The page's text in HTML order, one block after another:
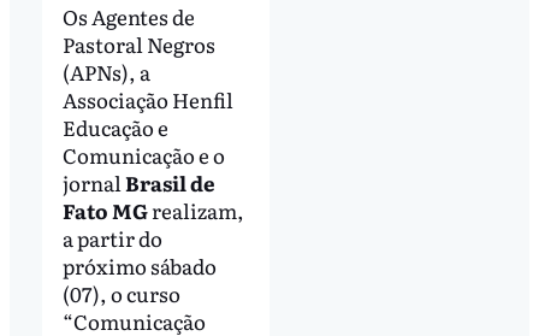
Os Agentes de
Pastoral Negros
(APNs), a
Associação Henfil
Educação e
Comunicação e o
jornalBrasil de
Fato MGrealizam,
a partir do
próximo sábado
(07), o curso
“Comunicação